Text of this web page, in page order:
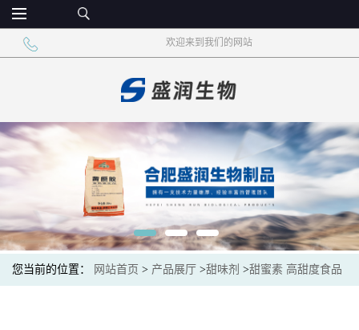
欢迎来到我们的网站
您当前的位置： 网站首页 > 产品展厅 >甜味剂 >甜蜜素 高甜度食品